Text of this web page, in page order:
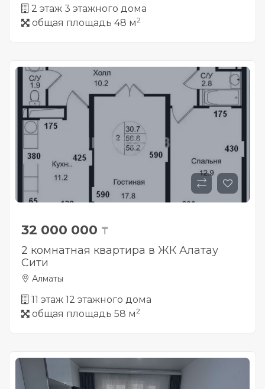
2 этаж 3 этажного дома
общая площадь 48 м2
32 000 000 ₸
2 комнатная квартира в ЖК Алатау
Сити
Алматы
11 этаж 12 этажного дома
общая площадь 58 м2